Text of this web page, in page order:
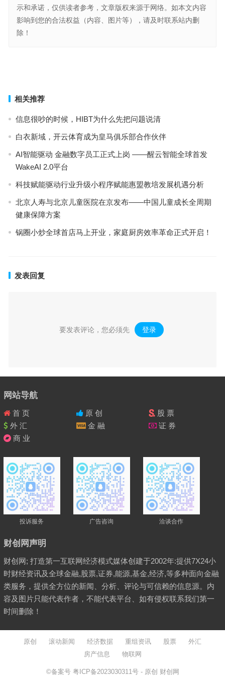
示和承诺，仅供读者参考，文章版权来源于网络。如本文内容
影响到您的合法权益（内容、图片等），请及时联系站内删
除！
相关推荐
信息很吵的时候，HIBT为什么先把问题说清
白衣新域，开云体育成为皇马俱乐部合作伙伴
AI智能驱动 金融数字员工正式上岗 ——醒云智能全球首发
WakeAI 2.0平台
科技赋能驱动行业升级小程序赋能惠盟教培发展机遇分析
北京人寿与北京儿童医院在京发布——中国儿童成长全周期
健康保障方案
锅圈小炒全球首店马上开业，家庭厨房效率革命正式开启！
发表回复
要发表评论，您必须先 登录 。
网站导航
首 页 原 创
股 票
外 汇
金 融
证 券
商 业
投诉服务 广告咨询 洽谈合作
财创网声明
财创网; 打造第一互联网经济模式媒体创建于2002年:提供7X24小
时财经资讯及全球金融,股票,证券,能源,基金,经济,等多种面向金融
类服务，提供全方位的新闻、分析、评论与可信赖的信息源。内
容及图片只能代表作者，不能代表平台、如有侵权联系我们第一
时间删除！
原创 滚动新闻 经济数据 重组资讯 股票
外汇
房产信息
物联网
©备案号 粤ICP备2023030311号 - 原创 财创网